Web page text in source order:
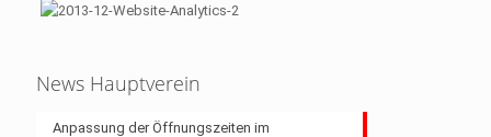
News Hauptverein
Anpassung der Öffnungszeiten im